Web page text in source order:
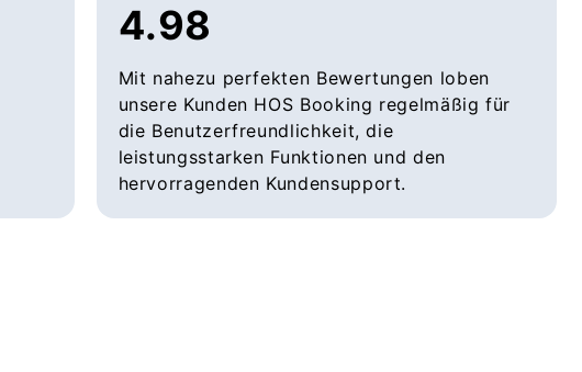
4.98
Mit nahezu perfekten Bewertungen loben
unsere Kunden HOS Booking regelmäßig für
die Benutzerfreundlichkeit, die
leistungsstarken Funktionen und den
hervorragenden Kundensupport.